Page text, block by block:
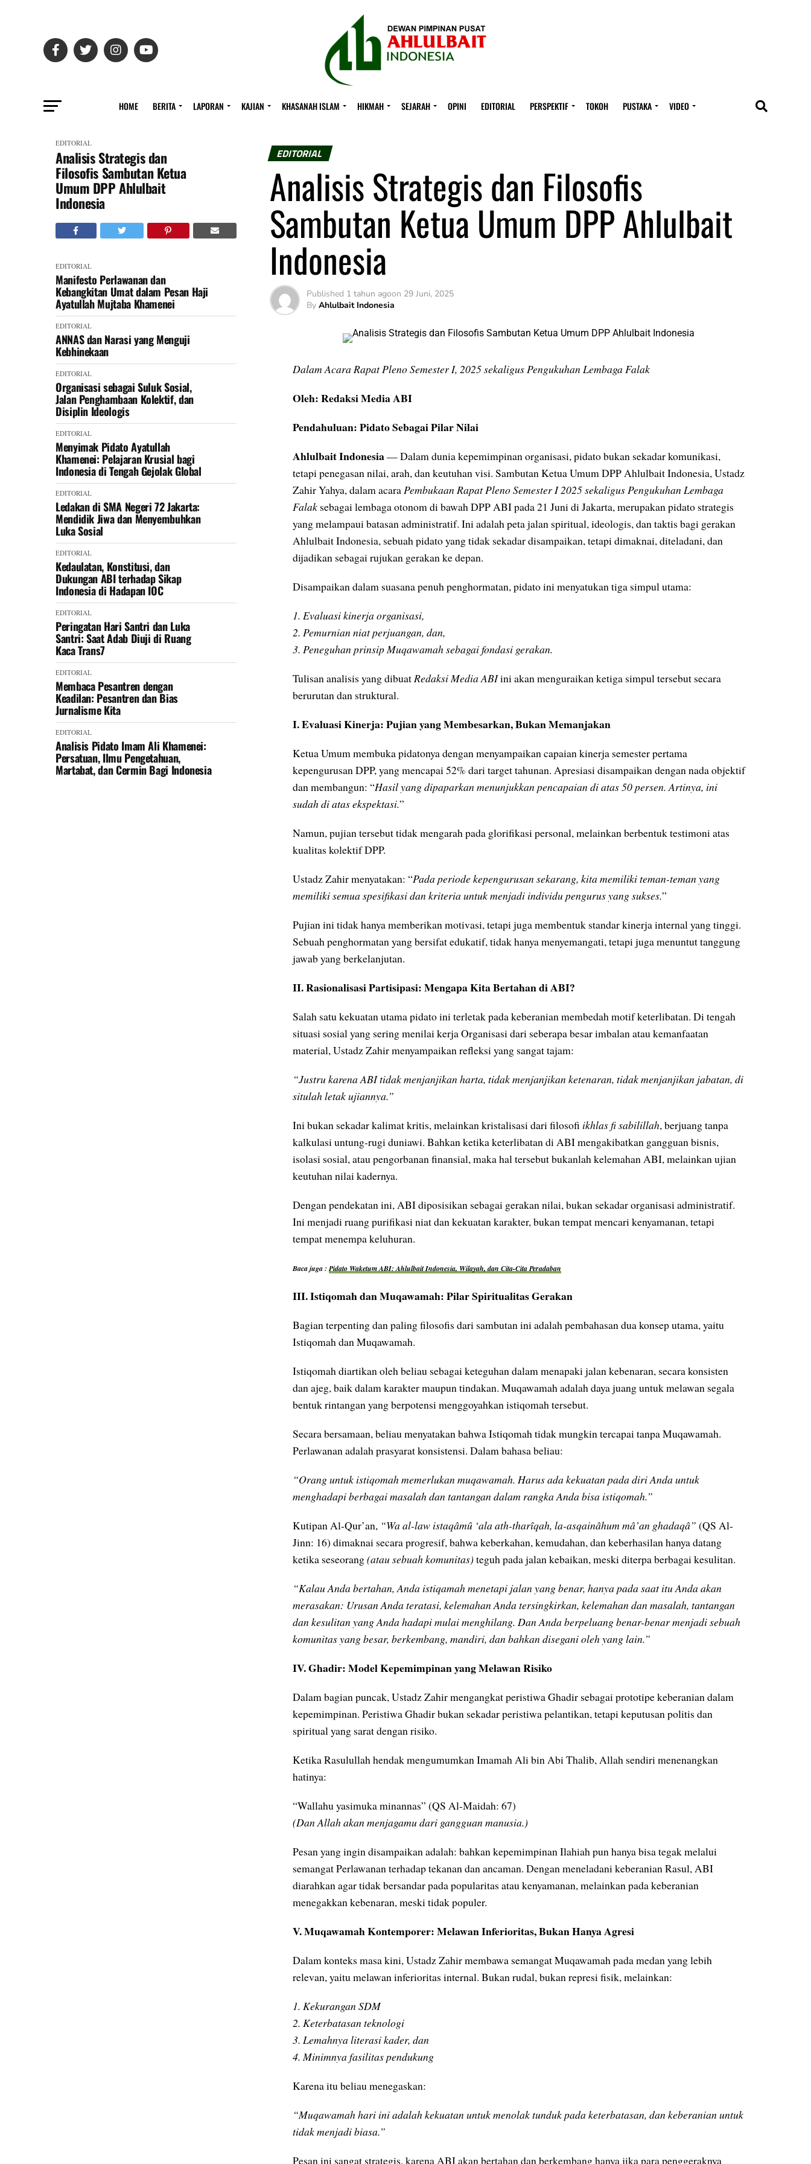
HOME BERITA LAPORAN KAJIAN KHASANAH ISLAM HIKMAH SEJARAH OPINI EDITORIAL PERSPEKTIF TOKOH PUSTAKA VIDEO
EDITORIAL
Analisis Strategis dan
Filosofis Sambutan Ketua
Umum DPP Ahlulbait
Indonesia
EDITORIAL
Manifesto Perlawanan dan
Kebangkitan Umat dalam Pesan Haji
Ayatullah Mujtaba Khamenei
EDITORIAL
ANNAS dan Narasi yang Menguji
Kebhinekaan
EDITORIAL
Organisasi sebagai Suluk Sosial,
Jalan Penghambaan Kolektif, dan
Disiplin Ideologis
EDITORIAL
Menyimak Pidato Ayatullah
Khamenei: Pelajaran Krusial bagi
Indonesia di Tengah Gejolak Global
EDITORIAL
Ledakan di SMA Negeri 72 Jakarta:
Mendidik Jiwa dan Menyembuhkan
Luka Sosial
EDITORIAL
Kedaulatan, Konstitusi, dan
Dukungan ABI terhadap Sikap
Indonesia di Hadapan IOC
EDITORIAL
Peringatan Hari Santri dan Luka
Santri: Saat Adab Diuji di Ruang
Kaca Trans7
EDITORIAL
Membaca Pesantren dengan
Keadilan: Pesantren dan Bias
Jurnalisme Kita
EDITORIAL
Analisis Pidato Imam Ali Khamenei:
Persatuan, Ilmu Pengetahuan,
Martabat, dan Cermin Bagi Indonesia
EDITORIAL
Analisis Strategis dan Filosofis
Sambutan Ketua Umum DPP Ahlulbait
Indonesia
Published 1 tahun agoon 29 Juni, 2025
By Ahlulbait Indonesia
Dalam Acara Rapat Pleno Semester I, 2025 sekaligus Pengukuhan Lembaga Falak
Oleh: Redaksi Media ABI
Pendahuluan: Pidato Sebagai Pilar Nilai
Ahlulbait Indonesia— Dalam dunia kepemimpinan organisasi, pidato bukan sekadar komunikasi,
tetapi penegasan nilai, arah, dan keutuhan visi. Sambutan Ketua Umum DPP Ahlulbait Indonesia, Ustadz
Zahir Yahya, dalam acaraPembukaan Rapat Pleno Semester I 2025 sekaligus Pengukuhan Lembaga
Falaksebagai lembaga otonom di bawah DPP ABI pada 21 Juni di Jakarta, merupakan pidato strategis
yang melampaui batasan administratif. Ini adalah peta jalan spiritual, ideologis, dan taktis bagi gerakan
Ahlulbait Indonesia, sebuah pidato yang tidak sekadar disampaikan, tetapi dimaknai, diteladani, dan
dijadikan sebagai rujukan gerakan ke depan.
Disampaikan dalam suasana penuh penghormatan, pidato ini menyatukan tiga simpul utama:
1. Evaluasi kinerja organisasi,
2. Pemurnian niat perjuangan, dan,
3. Peneguhan prinsip Muqawamah sebagai fondasi gerakan.
Tulisan analisis yang dibuatRedaksi Media ABIini akan menguraikan ketiga simpul tersebut secara
berurutan dan struktural.
I. Evaluasi Kinerja: Pujian yang Membesarkan, Bukan Memanjakan
Ketua Umum membuka pidatonya dengan menyampaikan capaian kinerja semester pertama
kepengurusan DPP, yang mencapai 52% dari target tahunan. Apresiasi disampaikan dengan nada objektif
dan membangun: “Hasil yang dipaparkan menunjukkan pencapaian di atas 50 persen. Artinya, ini
sudah di atas ekspektasi.”
Namun, pujian tersebut tidak mengarah pada glorifikasi personal, melainkan berbentuk testimoni atas
kualitas kolektif DPP.
Ustadz Zahir menyatakan: “Pada periode kepengurusan sekarang, kita memiliki teman-teman yang
memiliki semua spesifikasi dan kriteria untuk menjadi individu pengurus yang sukses.”
Pujian ini tidak hanya memberikan motivasi, tetapi juga membentuk standar kinerja internal yang tinggi.
Sebuah penghormatan yang bersifat edukatif, tidak hanya menyemangati, tetapi juga menuntut tanggung
jawab yang berkelanjutan.
II. Rasionalisasi Partisipasi: Mengapa Kita Bertahan di ABI?
Salah satu kekuatan utama pidato ini terletak pada keberanian membedah motif keterlibatan. Di tengah
situasi sosial yang sering menilai kerja Organisasi dari seberapa besar imbalan atau kemanfaatan
material, Ustadz Zahir menyampaikan refleksi yang sangat tajam:
“Justru karena ABI tidak menjanjikan harta, tidak menjanjikan ketenaran, tidak menjanjikan jabatan, di
situlah letak ujiannya.”
Ini bukan sekadar kalimat kritis, melainkan kristalisasi dari filosofi ikhlas fi sabilillah, berjuang tanpa
kalkulasi untung-rugi duniawi. Bahkan ketika keterlibatan di ABI mengakibatkan gangguan bisnis,
isolasi sosial, atau pengorbanan finansial, maka hal tersebut bukanlah kelemahan ABI, melainkan ujian
keutuhan nilai kadernya.
Dengan pendekatan ini, ABI diposisikan sebagai gerakan nilai, bukan sekadar organisasi administratif.
Ini menjadi ruang purifikasi niat dan kekuatan karakter, bukan tempat mencari kenyamanan, tetapi
tempat menempa keluhuran.
Baca juga :Pidato Waketum ABI: Ahlulbait Indonesia, Wilayah, dan Cita-Cita Peradaban
III. Istiqomah dan Muqawamah: Pilar Spiritualitas Gerakan
Bagian terpenting dan paling filosofis dari sambutan ini adalah pembahasan dua konsep utama, yaitu
Istiqomah dan Muqawamah.
Istiqomah diartikan oleh beliau sebagai keteguhan dalam menapaki jalan kebenaran, secara konsisten
dan ajeg, baik dalam karakter maupun tindakan. Muqawamah adalah daya juang untuk melawan segala
bentuk rintangan yang berpotensi menggoyahkan istiqomah tersebut.
Secara bersamaan, beliau menyatakan bahwa Istiqomah tidak mungkin tercapai tanpa Muqawamah.
Perlawanan adalah prasyarat konsistensi. Dalam bahasa beliau:
“Orang untuk istiqomah memerlukan muqawamah. Harus ada kekuatan pada diri Anda untuk
menghadapi berbagai masalah dan tantangan dalam rangka Anda bisa istiqomah.”
Kutipan Al-Qur’an, “Wa al-law istaqâmû ‘ala ath-tharîqah, la-asqainâhum mâ’an ghadaqâ” (QS Al-
Jinn: 16) dimaknai secara progresif, bahwa keberkahan, kemudahan, dan keberhasilan hanya datang
ketika seseorang(atau sebuah komunitas) teguh pada jalan kebaikan, meski diterpa berbagai kesulitan.
“Kalau Anda bertahan, Anda istiqamah menetapi jalan yang benar, hanya pada saat itu Anda akan
merasakan: Urusan Anda teratasi, kelemahan Anda tersingkirkan, kelemahan dan masalah, tantangan
dan kesulitan yang Anda hadapi mulai menghilang. Dan Anda berpeluang benar-benar menjadi sebuah
komunitas yang besar, berkembang, mandiri, dan bahkan disegani oleh yang lain.”
IV. Ghadir: Model Kepemimpinan yang Melawan Risiko
Dalam bagian puncak, Ustadz Zahir mengangkat peristiwa Ghadir sebagai prototipe keberanian dalam
kepemimpinan. Peristiwa Ghadir bukan sekadar peristiwa pelantikan, tetapi keputusan politis dan
spiritual yang sarat dengan risiko.
Ketika Rasulullah hendak mengumumkan Imamah Ali bin Abi Thalib, Allah sendiri menenangkan
hatinya:
“Wallahu yasimuka minannas” (QS Al-Maidah: 67)
(Dan Allah akan menjagamu dari gangguan manusia.)
Pesan yang ingin disampaikan adalah: bahkan kepemimpinan Ilahiah pun hanya bisa tegak melalui
semangat Perlawanan terhadap tekanan dan ancaman. Dengan meneladani keberanian Rasul, ABI
diarahkan agar tidak bersandar pada popularitas atau kenyamanan, melainkan pada keberanian
menegakkan kebenaran, meski tidak populer.
V. Muqawamah Kontemporer: Melawan Inferioritas, Bukan Hanya Agresi
Dalam konteks masa kini, Ustadz Zahir membawa semangat Muqawamah pada medan yang lebih
relevan, yaitu melawan inferioritas internal. Bukan rudal, bukan represi fisik, melainkan:
1. Kekurangan SDM
2. Keterbatasan teknologi
3. Lemahnya literasi kader, dan
4. Minimnya fasilitas pendukung
Karena itu beliau menegaskan:
“Muqawamah hari ini adalah kekuatan untuk menolak tunduk pada keterbatasan, dan keberanian untuk
tidak menjadi biasa.”
Pesan ini sangat strategis, karena ABI akan bertahan dan berkembang hanya jika para penggeraknya